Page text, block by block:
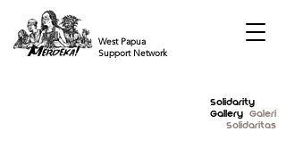
West Papua
Support Network
Solidarity
Gallery Galeri
Solidaritas